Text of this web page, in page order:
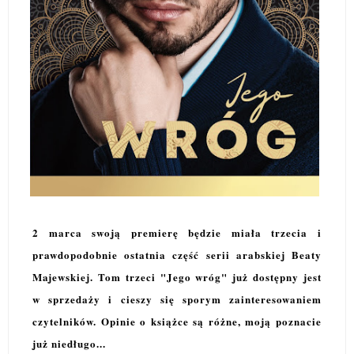
2 marca swoją premierę będzie miała trzecia i
prawdopodobnie ostatnia część serii arabskiej Beaty
Majewskiej. Tom trzeci "Jego wróg" już dostępny jest
w sprzedaży i cieszy się sporym zainteresowaniem
czytelników. Opinie o książce są różne, moją poznacie
już niedługo...